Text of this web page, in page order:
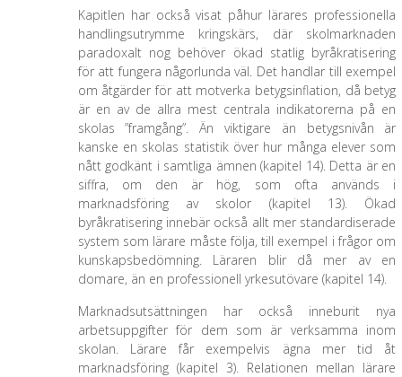
Kapitlen har också visat påhur lärares professionella
handlingsutrymme kringskärs, där skolmarknaden
paradoxalt nog behöver ökad statlig byråkratisering
för att fungera någorlunda väl. Det handlar till exempel
om åtgärder för att motverka betygsinflation, då betyg
är en av de allra mest centrala indikatorerna på en
skolas ”framgång”. Än viktigare än betygsnivån är
kanske en skolas statistik över hur många elever som
nått godkänt i samtliga ämnen (kapitel 14). Detta är en
siffra, om den är hög, som ofta används i
marknadsföring av skolor (kapitel 13). Ökad
byråkratisering innebär också allt mer standardiserade
system som lärare måste följa, till exempel i frågor om
kunskapsbedömning. Läraren blir då mer av en
domare, än en professionell yrkesutövare (kapitel 14).
Marknadsutsättningen har också inneburit nya
arbetsuppgifter för dem som är verksamma inom
skolan. Lärare får exempelvis ägna mer tid åt
marknadsföring (kapitel 3). Relationen mellan lärare